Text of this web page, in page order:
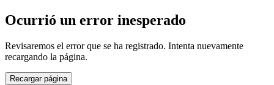
Ocurrió un error inesperado
Revisaremos el error que se ha registrado. Intenta nuevamente
recargando la página.
Recargar página